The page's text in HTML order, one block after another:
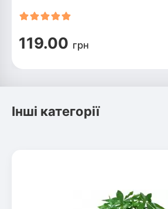
119.00 грн
Інші категорії